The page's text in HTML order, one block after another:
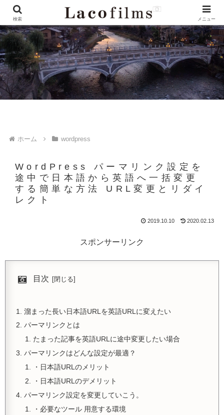
ホーム wordpress
WordPress パーマリンク設定を
途中で日本語から英語へ一括変更
する簡単な方法 URL変更とリダイ
レクト
2019.10.10 2020.02.13
スポンサーリンク
目次
溜まった長い日本語URLを英語URLに変えたい
パーマリンクとは
たまった記事を英語URLに途中変更したい場合
パーマリンクはどんな設定が最適？
・日本語URLのメリット
・日本語URLのデメリット
パーマリンク設定を変更していこう。
・必要なツール 用意する環境
検索 メニュー